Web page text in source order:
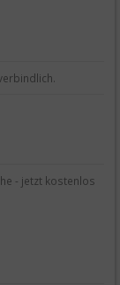
- jetzt kostenlos